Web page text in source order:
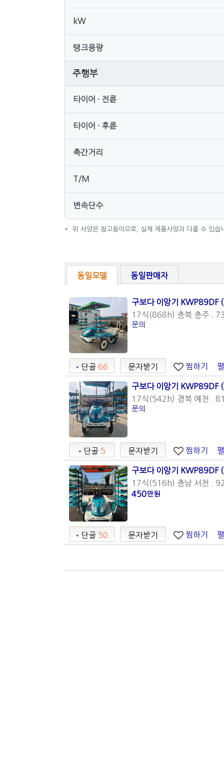
kW
탱크용량
주행부
타이어 · 전륜
타이어 · 후륜
축간거리
T/M
변속단수
*. 위 사양은 참고용이므로, 실제 제품사양과 다를 수 있습
동일모델 동일판매자
구보다 이앙기 KWP89DF
17식(868h) 충북 충주 .
문의
• 단골 66 문자받기 찜하기
구보다 이앙기 KWP89DF
17식(542h) 경북 예천 .
문의
• 단골 5 문자받기 찜하기
구보다 이앙기 KWP89DF
17식(516h) 충남 서천 .
450만원
• 단골 50 문자받기 찜하기